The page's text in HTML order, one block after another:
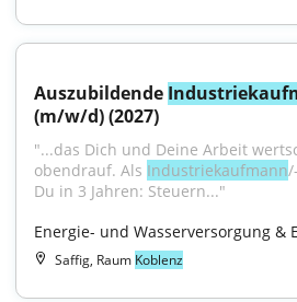
Auszubildende
(m/w/d) (2027)
"...das Dich und Deine Arbeit
obendrauf. Als Industriekaufmann
Du in 3 Jahren: Steuern..."
Energie- und Wasserversorgung &
Saffig, Raum Koblenz